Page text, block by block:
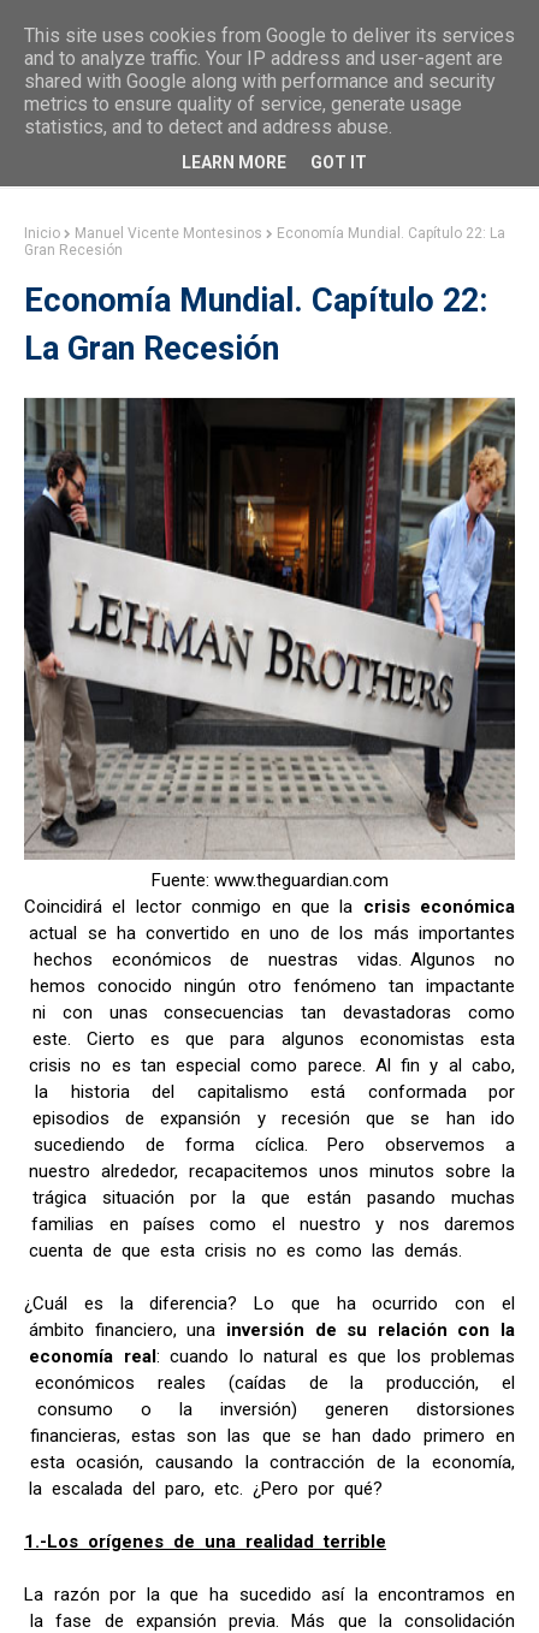
Inicio Manuel Vicente Montesinos
Economía Mundial. Capítulo 22: La
Gran Recesión
Economía Mundial. Capítulo 22:
La Gran Recesión
Fuente: www.theguardian.com
Coincidirá el lector conmigo en que la crisis económica
actual se ha convertido en uno de los más importantes
hechos económicos de nuestras vidas. Algunos no
hemos conocido ningún otro fenómeno tan impactante
ni con unas consecuencias tan devastadoras como
este. Cierto es que para algunos economistas esta
crisis no es tan especial como parece. Al fin y al cabo,
la historia del capitalismo está conformada por
episodios de expansión y recesión que se han ido
sucediendo de forma cíclica. Pero observemos a
nuestro alrededor, recapacitemos unos minutos sobre la
trágica situación por la que están pasando muchas
familias en países como el nuestro y nos daremos
cuenta de que esta crisis no es como las demás.
¿Cuál es la diferencia? Lo que ha ocurrido con el
ámbito financiero, una inversión de su relación con la
economía real: cuando lo natural es que los problemas
económicos reales (caídas de la producción, el
consumo o la inversión) generen distorsiones
financieras, estas son las que se han dado primero en
esta ocasión, causando la contracción de la economía,
la escalada del paro, etc. ¿Pero por qué?
1.-Los orígenes de una realidad terrible
La razón por la que ha sucedido así la encontramos en
la fase de expansión previa. Más que la consolidación
This site uses cookies from Google to deliver its services
and to analyze traffic. Your IP address and user-agent are
shared with Google along with performance and security
metrics to ensure quality of service, generate usage
statistics, and to detect and address abuse.
LEARN MORE GOT IT